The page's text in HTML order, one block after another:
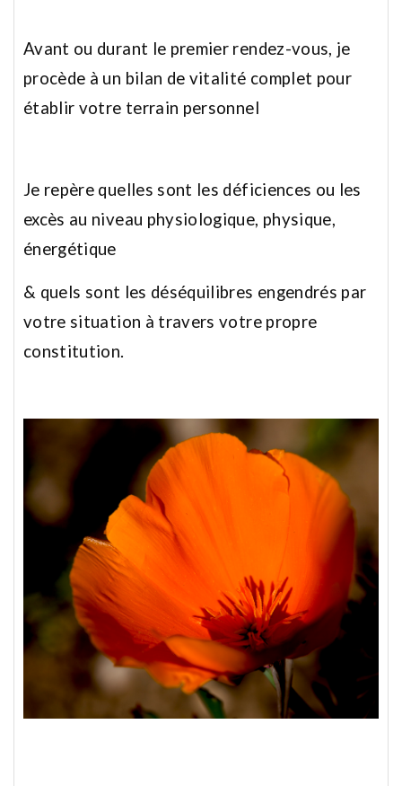
Avant ou durant le premier rendez-vous, je
procède à un bilan de vitalité complet pour
établir votre terrain personnel
Je repère quelles sont les déficiences ou les
excès au niveau physiologique, physique,
énergétique
& quels sont les déséquilibres engendrés par
votre situation à travers votre propre
constitution.